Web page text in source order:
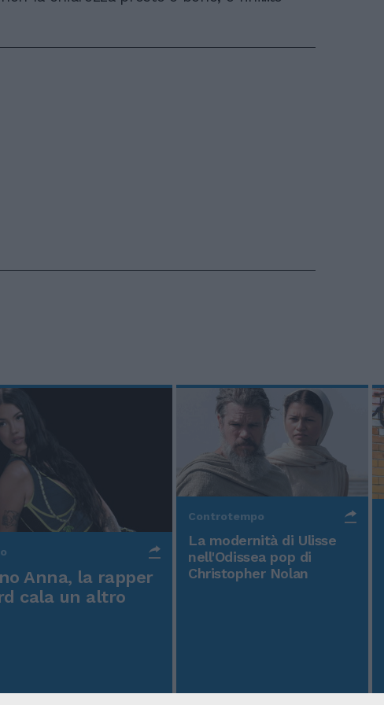
Anna, la rapper
cala un altro
Controtempo
La modernità di Ulisse
nell'Odissea pop di
Christopher Nolan